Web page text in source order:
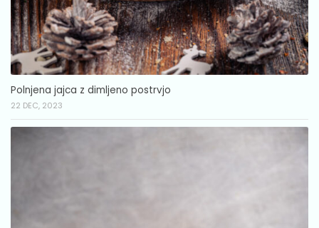
Polnjena jajca z dimljeno postrvjo
22 DEC, 2023